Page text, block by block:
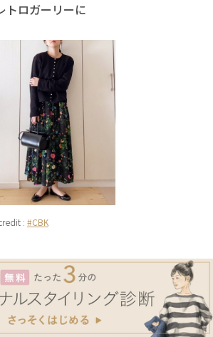
トロガーリーに
: #CBK
カート×黒アイテムでレトロな雰囲
イズのカーディガンが上品な印象を